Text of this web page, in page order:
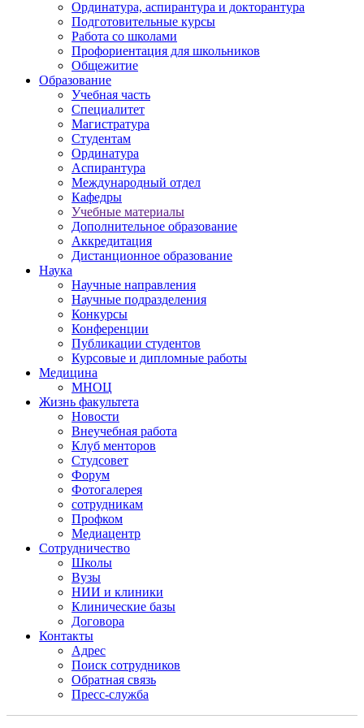
Ординатура, аспирантура и докторантура
Подготовительные курсы
Работа со школами
Профориентация для школьников
Общежитие
Образование
Учебная часть
Специалитет
Магистратура
Студентам
Ординатура
Аспирантура
Международный отдел
Кафедры
Учебные материалы
Дополнительное образование
Аккредитация
Дистанционное образование
Наука
Научные направления
Научные подразделения
Конкурсы
Конференции
Публикации студентов
Курсовые и дипломные работы
Медицина
МНОЦ
Жизнь факультета
Новости
Внеучебная работа
Клуб менторов
Студсовет
Форум
Фотогалерея
сотрудникам
Профком
Медиацентр
Сотрудничество
Школы
Вузы
НИИ и клиники
Клинические базы
Договора
Контакты
Адрес
Поиск сотрудников
Обратная связь
Пресс-служба